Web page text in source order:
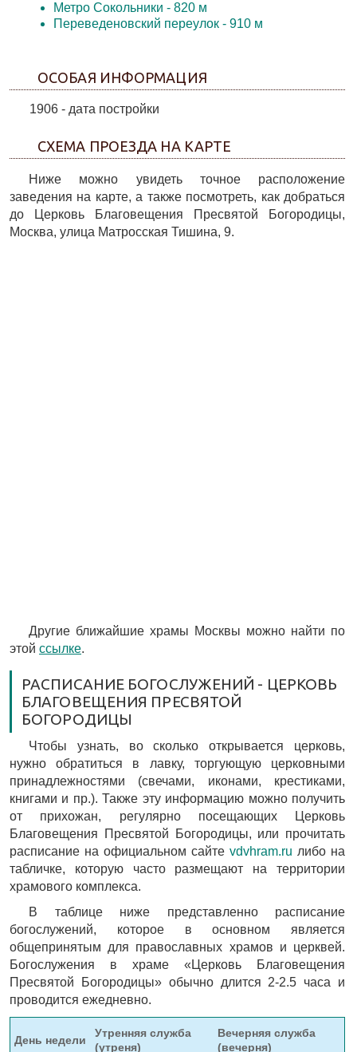
Метро Сокольники - 820 м
Переведеновский переулок - 910 м
ОСОБАЯ ИНФОРМАЦИЯ
1906 - дата постройки
СХЕМА ПРОЕЗДА НА КАРТЕ
Ниже можно увидеть точное расположение
заведения на карте, а также посмотреть, как добраться
до Церковь Благовещения Пресвятой Богородицы,
Москва, улица Матросская Тишина, 9.
Другие ближайшие храмы Москвы можно найти по
этой ссылке.
РАСПИСАНИЕ БОГОСЛУЖЕНИЙ - ЦЕРКОВЬ
БЛАГОВЕЩЕНИЯ ПРЕСВЯТОЙ
БОГОРОДИЦЫ
Чтобы узнать, во сколько открывается церковь,
нужно обратиться в лавку, торгующую церковными
принадлежностями (свечами, иконами, крестиками,
книгами и пр.). Также эту информацию можно получить
от прихожан, регулярно посещающих Церковь
Благовещения Пресвятой Богородицы, или прочитать
расписание на официальном сайте vdvhram.ru либо на
табличке, которую часто размещают на территории
храмового комплекса.
В таблице ниже представленно расписание
богослужений, которое в основном является
общепринятым для православных храмов и церквей.
Богослужения в храме «Церковь Благовещения
Пресвятой Богородицы» обычно длится 2-2.5 часа и
проводится ежедневно.
День недели
Утренняя служба
(утреня)
Вечерняя служба
(вечерня)